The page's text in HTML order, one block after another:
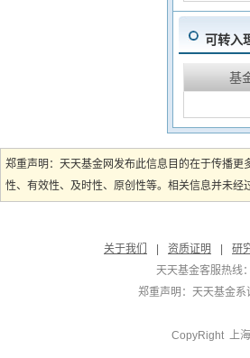
可转入
基
郑重声明：天天基金网发布此信息目的在于传播
性、有效性、及时性、原创性等。相关信息并未
关于我们
资质证明 研
天天基金客服热线
郑重声明：天天基金
CopyRight 上